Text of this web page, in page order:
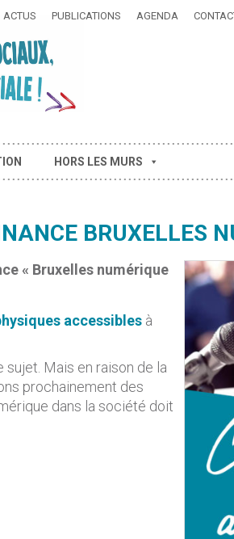
ACTUS PUBLICATIONS AGENDA
HORS LES MURS
BRUXELLES
« Bruxelles numérique
accessibles à
Mais en raison de la
prochainement des
dans la société doit